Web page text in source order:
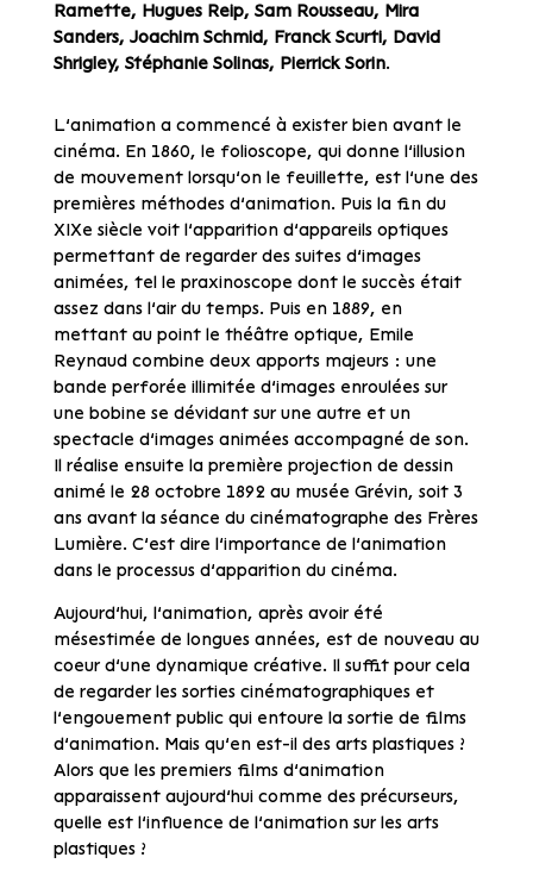
Ramette, Hugues Reip, Sam Rousseau, Mira
Sanders, Joachim Schmid, Franck Scurti, David
Shrigley, Stéphanie Solinas, Pierrick Sorin.
L’animation a commencé à exister bien avant le
cinéma. En 1860, le folioscope, qui donne l’illusion
de mouvement lorsqu’on le feuillette, est l’une des
premières méthodes d’animation. Puis la fin du
XIXe siècle voit l’apparition d’appareils optiques
permettant de regarder des suites d’images
animées, tel le praxinoscope dont le succès était
assez dans l’air du temps. Puis en 1889, en
mettant au point le théâtre optique, Emile
Reynaud combine deux apports majeurs : une
bande perforée illimitée d’images enroulées sur
une bobine se dévidant sur une autre et un
spectacle d’images animées accompagné de son.
Il réalise ensuite la première projection de dessin
animé le 28 octobre 1892 au musée Grévin, soit 3
ans avant la séance du cinématographe des Frères
Lumière. C’est dire l’importance de l’animation
dans le processus d’apparition du cinéma.
Aujourd’hui, l’animation, après avoir été
mésestimée de longues années, est de nouveau au
coeur d’une dynamique créative. Il suffit pour cela
de regarder les sorties cinématographiques et
l’engouement public qui entoure la sortie de films
d’animation. Mais qu’en est-il des arts plastiques ?
Alors que les premiers films d’animation
apparaissent aujourd’hui comme des précurseurs,
quelle est l’influence de l’animation sur les arts
plastiques ?